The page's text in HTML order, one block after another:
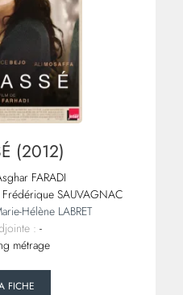
(2012)
FARADI
Frédérique SAUVAGNAC
Hélène LABRET
: -
métrage
FICHE